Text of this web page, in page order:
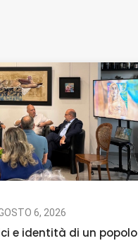
6, 2026
e identità di un popolo